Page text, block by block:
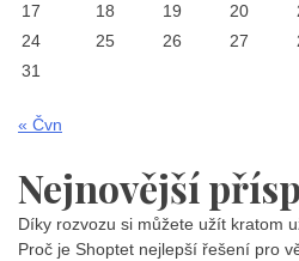
17
18 19 20
24
25 26 27
31
« Čvn
Nejnovější
Díky rozvozu si můžete užít kratom
Proč je Shoptet nejlepší řešení pro